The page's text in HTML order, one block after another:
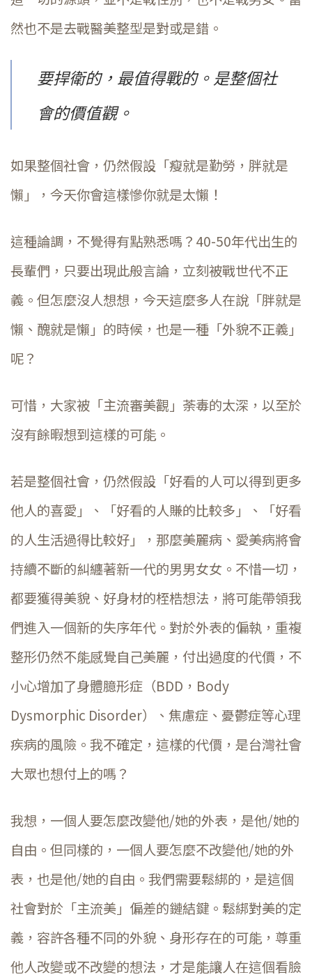
然也不是去戰醫美整型是對或是錯。
要捍衛的，最值得戰的。是整個社
會的價值觀。
如果整個社會，仍然假設「瘦就是勤勞，胖就是
懶」，今天你會這樣慘你就是太懶！
這種論調，不覺得有點熟悉嗎？40-50年代出生的
長輩們，只要出現此般言論，立刻被戰世代不正
義。但怎麼沒人想想，今天這麼多人在說「胖就是
懶、醜就是懶」的時候，也是一種「外貌不正義」
呢？
可惜，大家被「主流審美觀」荼毒的太深，以至於
沒有餘暇想到這樣的可能。
若是整個社會，仍然假設「好看的人可以得到更多
他人的喜愛」、「好看的人賺的比較多」、「好看
的人生活過得比較好」，那麼美麗病、愛美病將會
持續不斷的糾纏著新一代的男男女女。不惜一切，
都要獲得美貌、好身材的桎梏想法，將可能帶領我
們進入一個新的失序年代。對於外表的偏執，重複
整形仍然不能感覺自己美麗，付出過度的代價，不
小心增加了身體臆形症（BDD，Body
Dysmorphic Disorder）、焦慮症、憂鬱症等心理
疾病的風險。我不確定，這樣的代價，是台灣社會
大眾也想付上的嗎？
我想，一個人要怎麼改變他/她的外表，是他/她的
自由。但同樣的，一個人要怎麼不改變他/她的外
表，也是他/她的自由。我們需要鬆綁的，是這個
社會對於「主流美」偏差的鏈結鍵。鬆綁對美的定
義，容許各種不同的外貌、身形存在的可能，尊重
他人改變或不改變的想法，才是能讓人在這個看臉